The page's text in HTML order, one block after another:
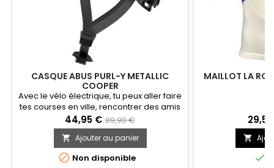
CASQUE ABUS PURL-Y METALLIC
COOPER
Avec le vélo électrique, tu peux aller faire
tes courses en ville, rencontrer des amis
ou te rendre sur ton lieu de travail : En
tant que casque certifié NTA, le PURL-Y
est particulièrement adapté à la
pratique du vélo électrique et du S-
Pedelec.
44,95 € 89,90 €
 Ajouter au panier
 Non disponible
MAILLOT LA

